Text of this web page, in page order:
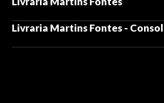
Livraria Martins Fontes -